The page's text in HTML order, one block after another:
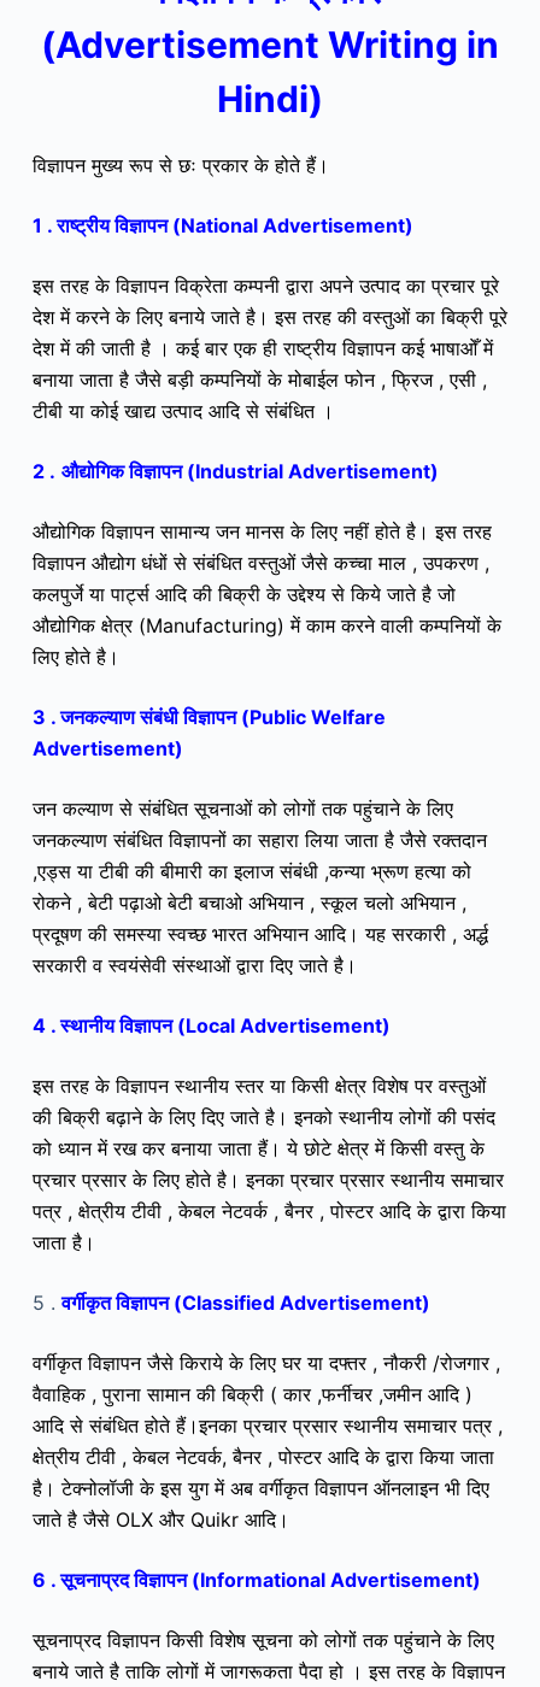
(Advertisement Writing in
Hindi)
विज्ञापन मुख्य रूप से छः प्रकार के होते हैं।
1 .राष्ट्रीय विज्ञापन (National Advertisement)
इस तरह केविज्ञापन विक्रेता कम्पनी द्वारा अपने उत्पाद का प्रचार पूरे
देश में करने के लिए बनाये जाते है। इस तरह की वस्तुओं का बिक्री पूरे
देश में की जाती है । कई बार एक ही राष्ट्रीय विज्ञापन कई भाषाओँ में
बनाया जाता है जैसे बड़ी कम्पनियों के मोबाईल फोन , फ्रिज , एसी ,
टीबी या कोई खाद्य उत्पाद आदि से संबंधित ।
2 . औद्योगिक विज्ञापन (Industrial Advertisement)
औद्योगिक विज्ञापन सामान्य जन मानस के लिए नहीं होते है। इस तरह
विज्ञापन औद्योग धंधों से संबंधित वस्तुओं जैसे कच्चा माल , उपकरण ,
कलपुर्जे या पार्ट्स आदि की बिक्री के उद्देश्य से किये जाते है जो
औद्योगिक क्षेत्र (Manufacturing) में काम करने वाली कम्पनियों के
लिए होते है।
3 . जनकल्याण संबंधी विज्ञापन (Public Welfare
Advertisement)
जन कल्याण से संबंधित सूचनाओं को लोगों तक पहुंचाने के लिए
जनकल्याण संबंधित विज्ञापनों का सहारा लिया जाता है जैसे रक्तदान
,एड्स या टीबी की बीमारी का इलाज संबंधी ,कन्या भ्रूण हत्या को
रोकने , बेटी पढ़ाओ बेटी बचाओ अभियान , स्कूल चलो अभियान ,
प्रदूषण की समस्या स्वच्छ भारत अभियान आदि। यह सरकारी , अर्द्ध
सरकारी व स्वयंसेवी संस्थाओं द्वारा दिए जाते है।
4 .स्थानीय विज्ञापन (Local Advertisement)
इस तरह के विज्ञापन स्थानीय स्तर या किसी क्षेत्र विशेष पर वस्तुओं
की बिक्री बढ़ाने के लिए दिए जाते है। इनको स्थानीय लोगों की पसंद
को ध्यान में रख कर बनाया जाता हैं। ये छोटे क्षेत्र में किसी वस्तु के
प्रचार प्रसार के लिए होते है। इनका प्रचार प्रसार स्थानीय समाचार
पत्र , क्षेत्रीय टीवी , केबल नेटवर्क , बैनर , पोस्टर आदि के द्वारा किया
जाता है।
5 .वर्गीकृत विज्ञापन (Classified Advertisement)
वर्गीकृत विज्ञापनजैसे किराये के लिए घर या दफ्तर , नौकरी /रोजगार ,
वैवाहिक , पुराना सामान की बिक्री ( कार ,फर्नीचर ,जमीन आदि )
आदि से संबंधित होते हैं।इनका प्रचार प्रसार स्थानीय समाचार पत्र ,
क्षेत्रीय टीवी , केबल नेटवर्क, बैनर , पोस्टर आदि के द्वारा किया जाता
है।टेक्नोलॉजी के इस युग में अब वर्गीकृत विज्ञापन ऑनलाइन भी दिए
जाते है जैसे OLX और Quikr आदि।
6 . सूचनाप्रद विज्ञापन (Informational Advertisement)
सूचनाप्रद विज्ञापन किसी विशेष सूचना को लोगों तक पहुंचाने के लिए
बनाये जाते है ताकि लोगों में जागरूकता पैदा हो । इस तरह के विज्ञापन